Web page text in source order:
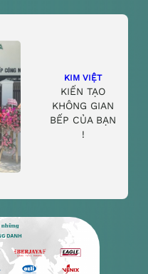
KIM VIỆT
KIẾN TẠO
KHÔNG GIAN
BẾP CỦA BẠN
!